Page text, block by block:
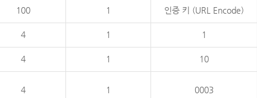
100 1 인증 키 (URL Encode)
4 1 1
4 1 10
4 1 0003